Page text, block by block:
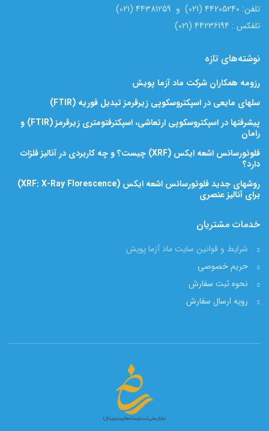
تلفن: 44205240 (021) و 44381259 (021)
تلفکس : 44236194 (021)
نوشته‌های تازه
رزومه همکاران شرکت ماد آزما پویش
سلهای مایعی در اسپکتروسکوپی زیرقرمز تبدیل فوریه (FTIR)
پیشرفتها در اسپکتروسکوپی ارتعاشی، اسپکترفتومتری زیرقرمز (FTIR) و
رامان
فلوئورسانس اشعه ایکس (XRF) چیست؟ و چه کاربردی در آنالیز فلزات
دارد؟
روشهای جدید فلوئورسانس اشعه ایکس (XRF: X-Ray Florescence)
برای آنالیز عنصری
خدمات مشتریان
شرایط و قوانین سایت ماد آزما پویش
حریم خصوصی
نحوه ثبت سفارش
رویه ارسال سفارش